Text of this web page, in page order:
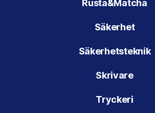
Rusta&Matcha
Säkerhet
Säkerhetsteknik
Skrivare
Tryckeri